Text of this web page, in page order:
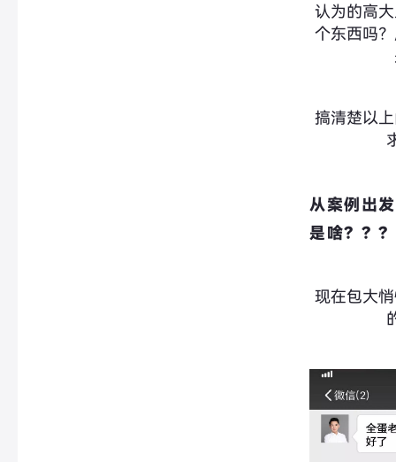
认为的高
个东西吗
搞清楚以
从案例出
是啥？？？
现在包大